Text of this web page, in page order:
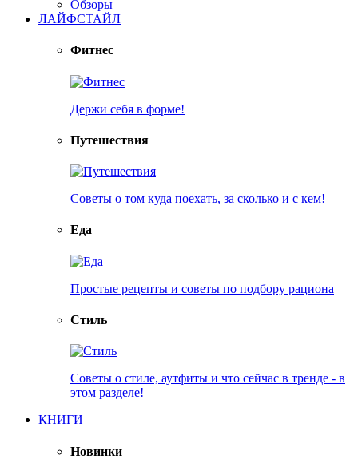
Обзоры
ЛАЙФСТАЙЛ
Фитнес
Держи себя в форме!
Путешествия
Советы о том куда поехать, за сколько и с кем!
Еда
Простые рецепты и советы по подбору рациона
Стиль
Советы о стиле, аутфиты и что сейчас в тренде - в
этом разделе!
КНИГИ
Новинки